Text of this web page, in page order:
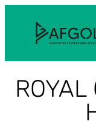
contenu